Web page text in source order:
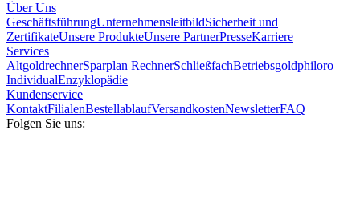
Über Uns
GeschäftsführungUnternehmensleitbildSicherheit und
ZertifikateUnsere ProdukteUnsere PartnerPresseKarriere
Services
AltgoldrechnerSparplan RechnerSchließfachBetriebsgoldphiloro
IndividualEnzyklopädie
Kundenservice
KontaktFilialenBestellablaufVersandkostenNewsletterFAQ
Folgen Sie uns: